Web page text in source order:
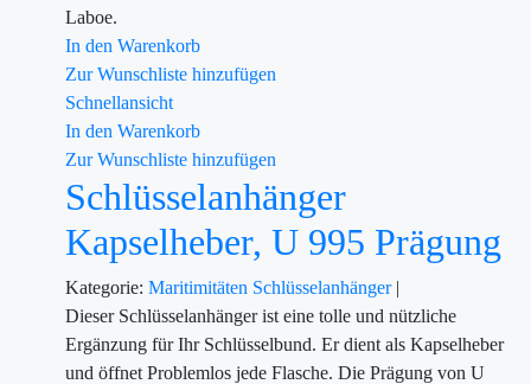
Laboe.
In den Warenkorb
Zur Wunschliste hinzufügen
Schnellansicht
In den Warenkorb
Zur Wunschliste hinzufügen
Schlüsselanhänger
Kapselheber, U 995 Prägung
Kategorie: Maritimitäten Schlüsselanhänger |
Dieser Schlüsselanhänger ist eine tolle und nützliche
Ergänzung für Ihr Schlüsselbund. Er dient als Kapselheber
und öffnet Problemlos jede Flasche. Die Prägung von U